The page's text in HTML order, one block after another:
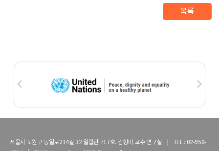
목록
서울시 노원구 동일로214길 32 일립관 717호. 김형미 교수 연구실 | TEL : 02-950-